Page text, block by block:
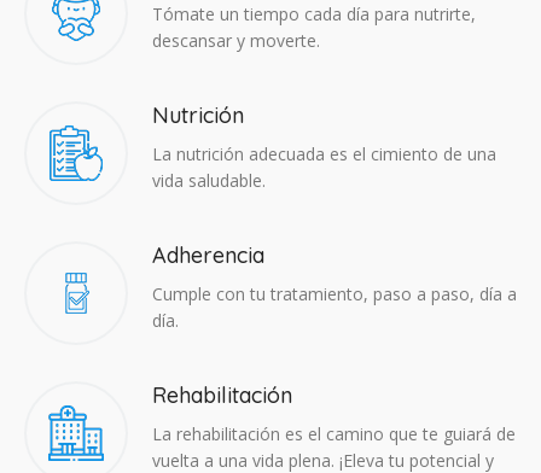
Tómate un tiempo cada día para nutrirte,
descansar y moverte.
Nutrición
La nutrición adecuada es el cimiento de una
vida saludable.
Adherencia​
Cumple con tu tratamiento, paso a paso, día a
día.
Rehabilitación
La rehabilitación es el camino que te guiará de
vuelta a una vida plena. ¡Eleva tu potencial y